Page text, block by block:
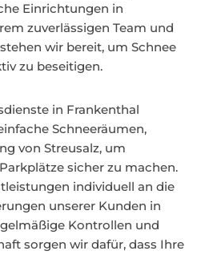
Einrichtungen in
zuverlässigen Team und
wir bereit, um Schnee
zu beseitigen.
in Frankenthal
Schneeräumen,
von Streusalz, um
sicher zu machen.
individuell an die
unserer Kunden in
Kontrollen und
sorgen wir dafür, dass Ihre